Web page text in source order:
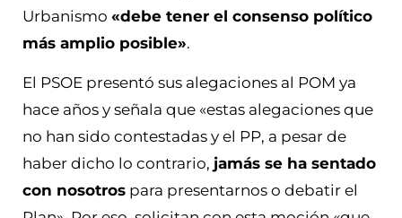
Urbanismo «debe tener el consenso político
más amplio posible».
El PSOE presentó sus alegaciones al POM ya
hace años y señala que «estas alegaciones que
no han sido contestadas y el PP, a pesar de
haber dicho lo contrario, jamás se ha sentado
con nosotros para presentarnos o debatir el